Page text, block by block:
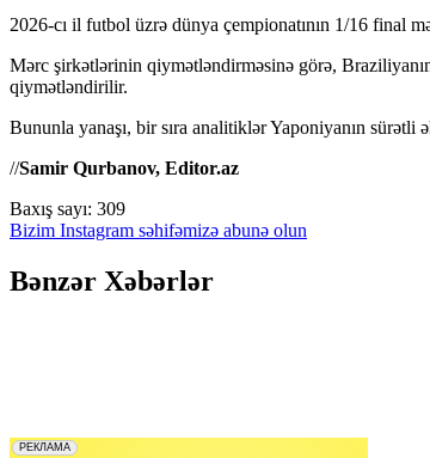
2026-cı il futbol üzrə dünya çempionatının 1/16 final
Mərc şirkətlərinin qiymətləndirməsinə görə,
qiymətləndirilir.
Bununla yanaşı, bir sıra analitiklər Yaponiyanın
//Samir Qurbanov, Editor.az
Baxış sayı: 309
Bizim Instagram səhifəmizə abunə olun
Bənzər Xəbərlər